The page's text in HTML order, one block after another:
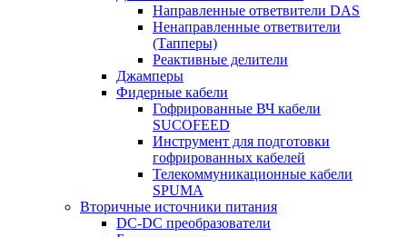
Направленные ответвители DAS
Ненаправленные ответвители
(Тапперы)
Реактивные делители
Джамперы
Фидерные кабели
Гофрированные ВЧ кабели
SUCOFEED
Инструмент для подготовки
гофрированных кабелей
Телекоммуникационные кабели
SPUMA
Вторичные источники питания
DC-DC преобразователи